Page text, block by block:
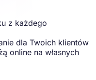
z każdego
dla Twoich klientów
online na własnych